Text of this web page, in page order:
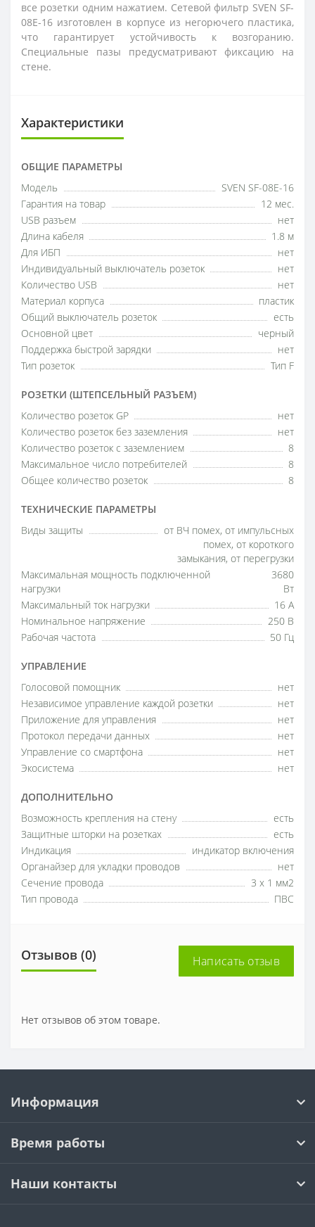
все розетки одним нажатием. Сетевой фильтр SVEN SF-
08E-16 изготовлен в корпусе из негорючего пластика,
что гарантирует устойчивость к возгоранию.
Специальные пазы предусматривают фиксацию на
стене.
Характеристики
ОБЩИЕ ПАРАМЕТРЫ
Модель
SVEN SF-08E-16
Гарантия на товар
12 мес.
USB разъем
нет
Длина кабеля
1.8 м
Для ИБП
нет
Индивидуальный выключатель розеток
нет
Количество USB
нет
Материал корпуса
пластик
Общий выключатель розеток
есть
Основной цвет
черный
Поддержка быстрой зарядки
нет
Тип розеток
Тип F
РОЗЕТКИ (ШТЕПСЕЛЬНЫЙ РАЗЪЕМ)
Количество розеток GP
нет
Количество розеток без заземления
нет
Количество розеток с заземлением
8
Максимальное число потребителей
8
Общее количество розеток
8
ТЕХНИЧЕСКИЕ ПАРАМЕТРЫ
Виды защиты
от ВЧ помех, от импульсных
помех, от короткого
замыкания, от перегрузки
Максимальная мощность подключенной
нагрузки
3680
Вт
Максимальный ток нагрузки
16 А
Номинальное напряжение
250 В
Рабочая частота
50 Гц
УПРАВЛЕНИЕ
Голосовой помощник
нет
Независимое управление каждой розетки
нет
Приложение для управления
нет
Протокол передачи данных
нет
Управление со смартфона
нет
Экосистема
нет
ДОПОЛНИТЕЛЬНО
Возможность крепления на стену
есть
Защитные шторки на розетках
есть
Индикация
индикатор включения
Органайзер для укладки проводов
нет
Сечение провода
3 х 1 мм2
Тип провода
ПВС
Отзывов (0) Написать отзыв
Нет отзывов об этом товаре.
Информация
Время работы
Наши контакты